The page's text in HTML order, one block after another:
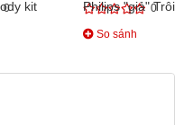
0 0
So sánh